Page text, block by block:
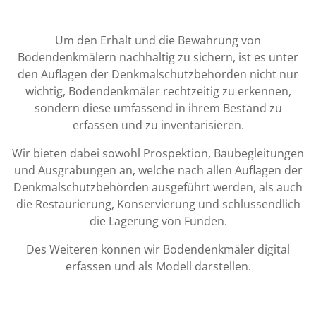
Um den Erhalt und die Bewahrung von
Bodendenkmälern nachhaltig zu sichern, ist es unter
den Auflagen der Denkmalschutzbehörden nicht nur
wichtig, Bodendenkmäler rechtzeitig zu erkennen,
sondern diese umfassend in ihrem Bestand zu
erfassen und zu inventarisieren.
Wir bieten dabei sowohl Prospektion, Baubegleitungen
und Ausgrabungen an, welche nach allen Auflagen der
Denkmalschutzbehörden ausgeführt werden, als auch
die Restaurierung, Konservierung und schlussendlich
die Lagerung von Funden.
Des Weiteren können wir Bodendenkmäler digital
erfassen und als Modell darstellen.